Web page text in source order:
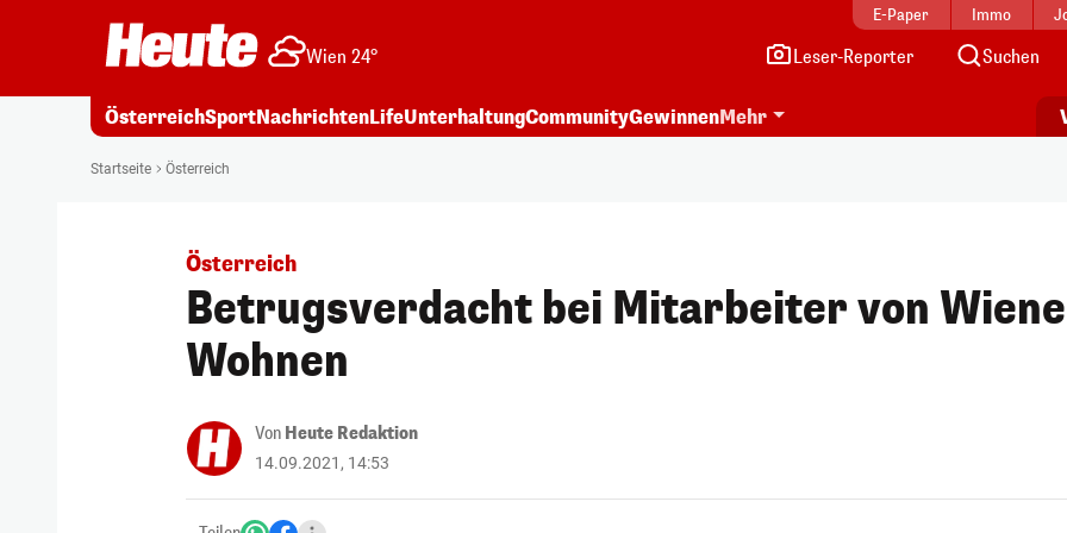
E-Paper Immo
Wien 24° Leser-Reporter Suchen
ÖsterreichSportNachrichtenLifeUnterhaltungCommunityGewinnenMehr
Startseite Österreich
Österreich
Betrugsverdacht bei Mitarbeiter von
Wohnen
Von Heute Redaktion
14.09.2021, 14:53